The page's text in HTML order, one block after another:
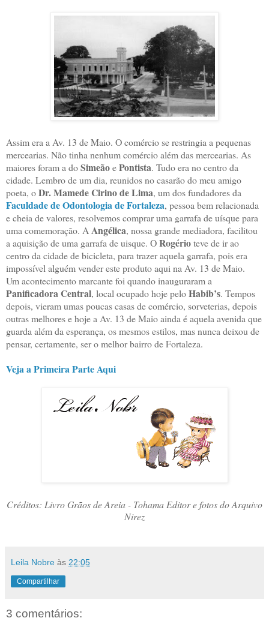
Assim era a Av. 13 de Maio. O comércio se restringia a pequenas
mercearias. Não tinha nenhum comércio além das mercearias. As
maiores foram a doSimeãoePontista. Tudo era no centro da
cidade. Lembro de um dia, reunidos no casarão do meu amigo
poeta, oDr. Mamede Cirino de Lima, um dos fundadores da
Faculdade de Odontologia de Fortaleza, pessoa bem relacionada
e cheia de valores, resolvemos comprar uma garrafa de uísque para
uma comemoração. A Angélica, nossa grande mediadora, facilitou
a aquisição de uma garrafa de uisque. ORogérioteve de ir ao
centro da cidade de bicicleta, para trazer aquela garrafa, pois era
impossível alguém vender este produto aqui na Av. 13 de Maio.
Um acontecimento marcante foi quando inauguraram a
Panificadora Central, local ocupado hoje peloHabib’s. Tempos
depois, vieram umas poucas casas de comércio, sorveterias, depois
outras melhores e hoje a Av. 13 de Maio ainda é aquela avenida que
guarda além da esperança, os mesmos estilos, mas nunca deixou de
pensar, certamente, ser o melhor bairro de Fortaleza.
Veja a Primeira Parte Aqui
Créditos: Livro Grãos de Areia - Tohama Editor e fotos do Arquivo
Nirez
Leila Nobre às 22:05
Compartilhar
3 comentários: